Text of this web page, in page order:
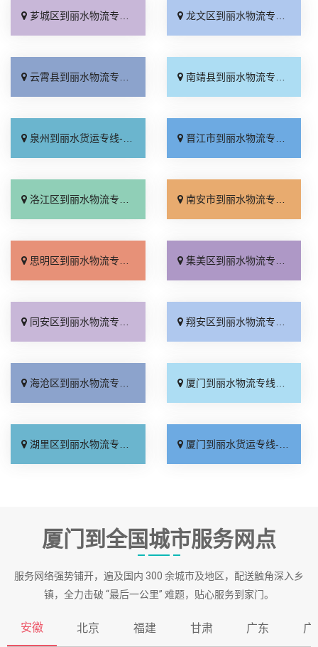
芗城区到丽水物流专线_上门取件「来电咨询」 龙文区到丽水物流专线_市县派送「收费介绍」
云霄县到丽水物流专线_需要几天「快速响应」 南靖县到丽水物流专线_诚信经营「直达不中转」
泉州到丽水货运专线-泉州到丽水物流公司_市县派送「收费标准」 晋江市到丽水物流专线_专线直达「一站直达」
洛江区到丽水物流专线_多少一吨「服务周到」 南安市到丽水物流专线_一站式托运「全境配送」
思明区到丽水物流专线_运保时效「高速快运」 集美区到丽水物流专线_专线直达「来电咨询」
同安区到丽水物流专线_多少公里「计费标准」 翔安区到丽水物流专线_运价行情「计费标准」
海沧区到丽水物流专线_几天到达「价格透明」 厦门到丽水物流专线_全境配送「不随意加价」
湖里区到丽水物流专线_价位合理「多少一吨」 厦门到丽水货运专线-厦门到丽水物流公司_快速响应「托运放心」
厦门到全国城市服务网点
服务网络强势铺开，遍及国内 300 余城市及地区，配送触角深入乡
镇，全力击破 “最后一公里” 难题，贴心服务到家门。
安徽 北京 福建 甘肃 广东 广